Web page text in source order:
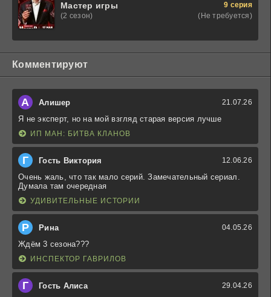
Мастер игры
(2 сезон)
9 серия
(Не требуется)
Комментируют
А Алишер 21.07.26
Я не эксперт, но на мой взгляд старая версия лучше
ИП МАН: БИТВА КЛАНОВ
Г Гость Виктория 12.06.26
Очень жаль, что так мало серий. Замечательный сериал.
Думала там очередная
УДИВИТЕЛЬНЫЕ ИСТОРИИ
Р Рина 04.05.26
Ждём 3 сезона???
ИНСПЕКТОР ГАВРИЛОВ
Г Гость Алиса 29.04.26